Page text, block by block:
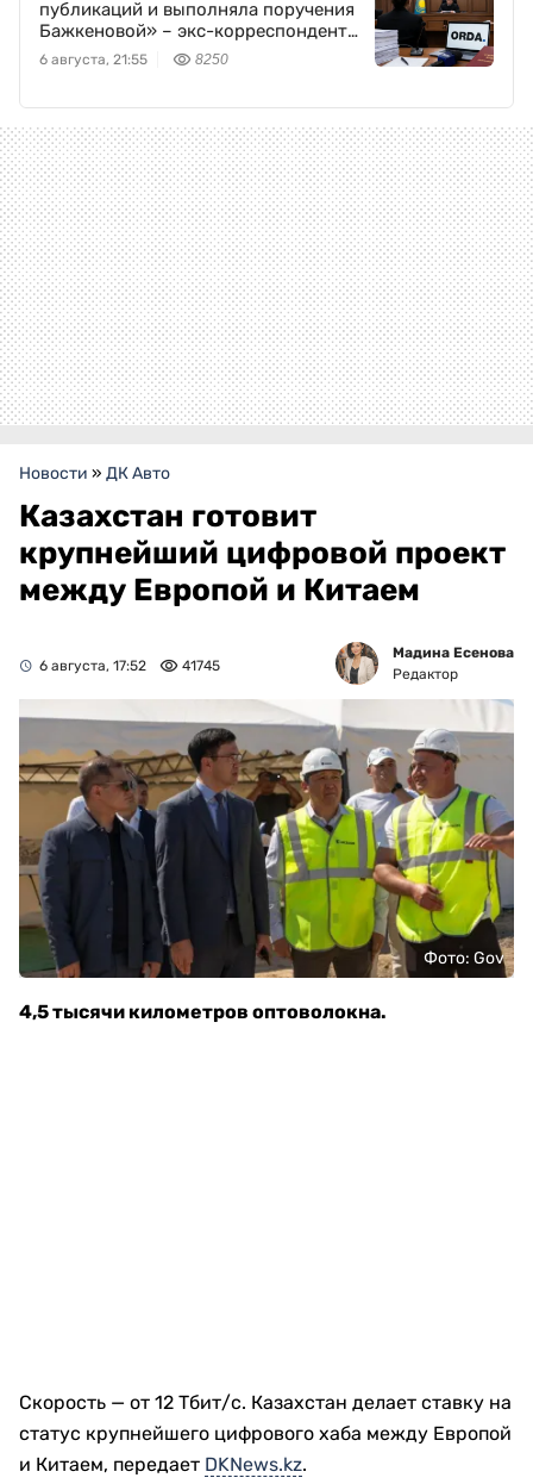
публикаций и выполняла поручения
Бажкеновой» – экс-корреспондент
Orda.kz Дуйсенова
6 августа, 21:55 8250
Новости » ДК Авто
Казахстан готовит
крупнейший цифровой проект
между Европой и Китаем
6 августа, 17:52 41745
Мадина Есенова
Редактор
Фото: Gov
4,5 тысячи километров оптоволокна.
Скорость — от 12 Тбит/с. Казахстан делает ставку на
статус крупнейшего цифрового хаба между Европой
и Китаем, передает DKNews.kz.